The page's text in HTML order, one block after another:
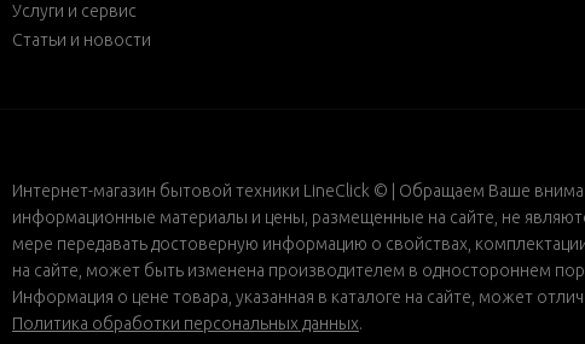
Услуги и сервис
Статьи и новости
Интернет-магазин бытовой техники LineClick © | Обращаем Ваше
информационные материалы и цены, размещенные на сайте, не
мере передавать достоверную информацию о свойствах,
на сайте, может быть изменена производителем в одностороннем
Информация о цене товара, указанная в каталоге на сайте, может
Политика обработки персональных данных.